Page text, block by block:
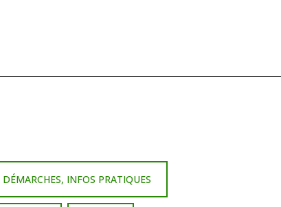
DÉMARCHES, INFOS PRATIQUES